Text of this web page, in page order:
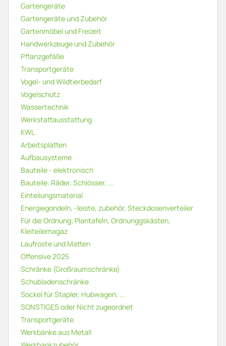
Gartengeräte
Gartengeräte und Zubehör
Gartenmöbel und Freizeit
Handwerkzeuge und Zubehör
Pflanzgefäße
Transportgeräte
Vogel- und Wildtierbedarf
Vogelschutz
Wassertechnik
Werkstattausstattung
KWL
Arbeitsplatten
Aufbausysteme
Bauteile - elektronisch
Bauteile: Räder, Schlösser, ...
Einteilungsmaterial
Energiegondeln, -leiste, zubehör, Steckdosenverteiler
Für die Ordnung; Plantafeln, Ordnunggskästen,
Kleiteilemagaz
Laufroste und Matten
Offensive 2025
Schränke (Großraumschränke)
Schubladenschränke
Sockel für Stapler, Hubwagen, ...
SONSTIGES oder Nicht zugeordnet
Transportgeräte
Werkbänke aus Metall